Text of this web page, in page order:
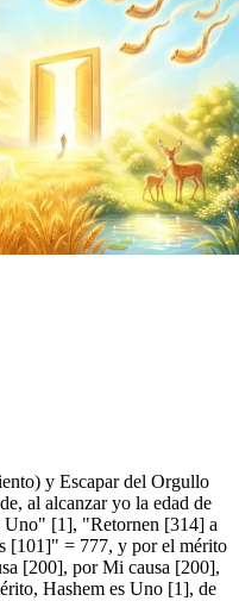
y Escapar del Orgullo
al alcanzar yo la edad de
Uno" [1], "Retornen [314] a
[101]" = 777, y por el mérito
[200], por Mi causa [200],
Hashem es Uno [1], de